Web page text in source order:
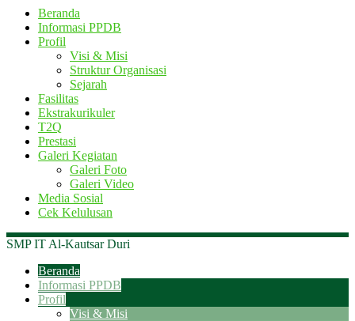
Beranda
Informasi PPDB
Profil
Visi & Misi
Struktur Organisasi
Sejarah
Fasilitas
Ekstrakurikuler
T2Q
Prestasi
Galeri Kegiatan
Galeri Foto
Galeri Video
Media Sosial
Cek Kelulusan
SMP IT Al-Kautsar Duri
Beranda
Informasi PPDB
Profil
Visi & Misi